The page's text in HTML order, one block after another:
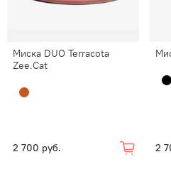
Миска DUO Terracota
Zee.Cat
2 700 руб. 2